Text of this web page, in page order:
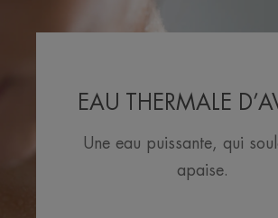
EAU THERMALE
Une eau puissante, qui
apaise.